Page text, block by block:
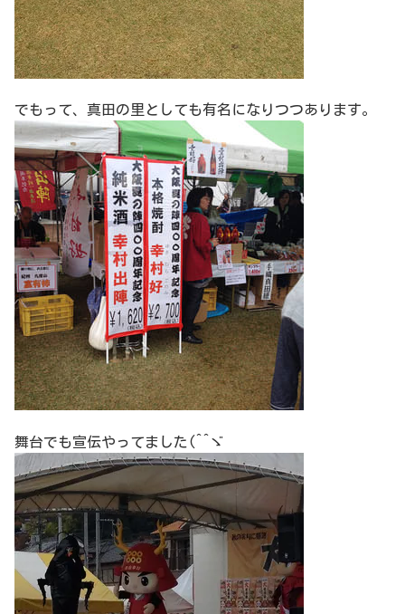
でもって、真田の里としても有名になりつつあります。
舞台でも宣伝やってました(^^ゞ